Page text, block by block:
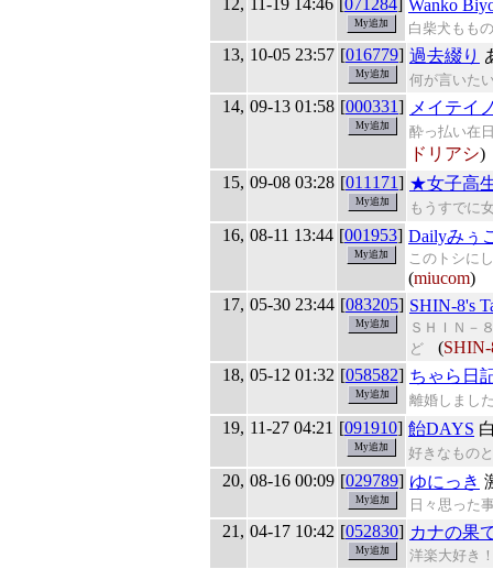
12, 11-19 14:46 [071284] Wanko
白柴犬もも
13, 10-05 23:57 [016779] 過去綴り
何が言いた
14, 09-13 01:58 [000331] メイテイ
酔っ払い在
ドリアシ)
15, 09-08 03:28 [011171] ★女子高
もうすでに
16, 08-11 13:44 [001953] Dailyみぅ
このトシに
(miucom)
17, 05-30 23:44 [083205] SHIN-8's
ＳＨＩＮ－
ど (
18, 05-12 01:32 [058582] ちゃら日
離婚しまし
19, 11-27 04:21 [091910] 飴DAYS
好きなもの
20, 08-16 00:09 [029789] ゆにっき
日々思った
21, 04-17 10:42 [052830] カナの果
洋楽大好き